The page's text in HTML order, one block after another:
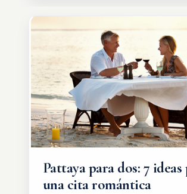
tranquilamente hasta el
turístico.
Pattaya para dos: 7 ideas
una cita romántica